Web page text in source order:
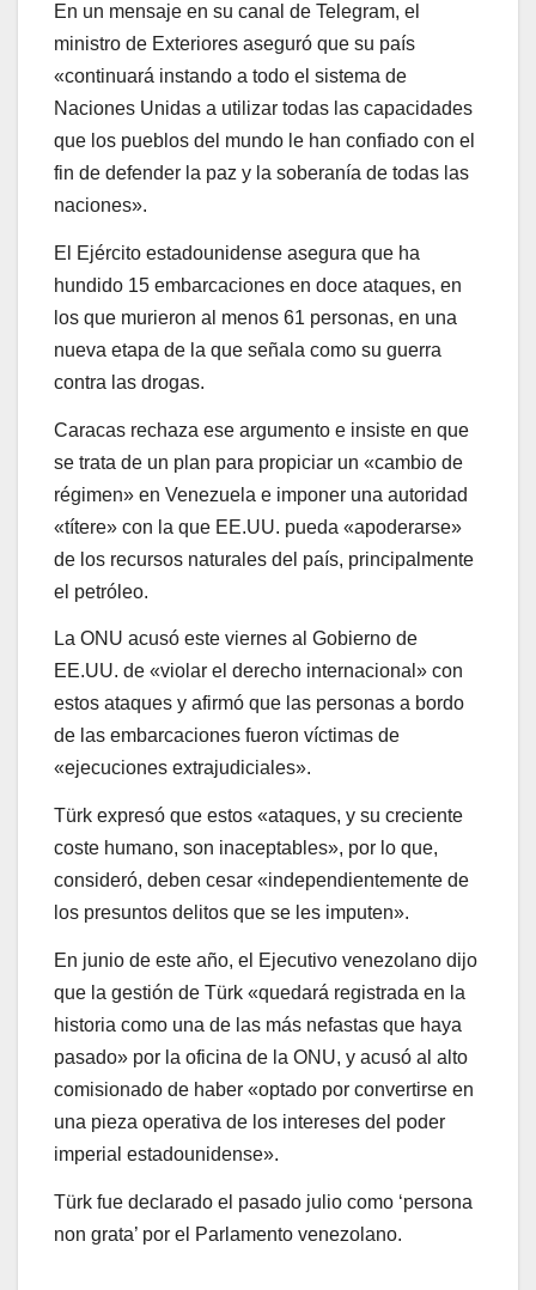
En un mensaje en su canal de Telegram, el
ministro de Exteriores aseguró que su país
«continuará instando a todo el sistema de
Naciones Unidas a utilizar todas las capacidades
que los pueblos del mundo le han confiado con el
fin de defender la paz y la soberanía de todas las
naciones».
El Ejército estadounidense asegura que ha
hundido 15 embarcaciones en doce ataques, en
los que murieron al menos 61 personas, en una
nueva etapa de la que señala como su guerra
contra las drogas.
Caracas rechaza ese argumento e insiste en que
se trata de un plan para propiciar un «cambio de
régimen» en Venezuela e imponer una autoridad
«títere» con la que EE.UU. pueda «apoderarse»
de los recursos naturales del país, principalmente
el petróleo.
La ONU acusó este viernes al Gobierno de
EE.UU. de «violar el derecho internacional» con
estos ataques y afirmó que las personas a bordo
de las embarcaciones fueron víctimas de
«ejecuciones extrajudiciales».
Türk expresó que estos «ataques, y su creciente
coste humano, son inaceptables», por lo que,
consideró, deben cesar «independientemente de
los presuntos delitos que se les imputen».
En junio de este año, el Ejecutivo venezolano dijo
que la gestión de Türk «quedará registrada en la
historia como una de las más nefastas que haya
pasado» por la oficina de la ONU, y acusó al alto
comisionado de haber «optado por convertirse en
una pieza operativa de los intereses del poder
imperial estadounidense».
Türk fue declarado el pasado julio como ‘persona
non grata’ por el Parlamento venezolano.